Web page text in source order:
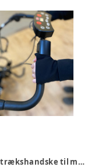
Overtrækshandske til motorvogn